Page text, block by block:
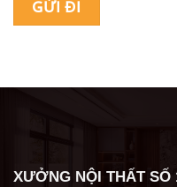
XƯỞNG NỘI THẤT SỐ